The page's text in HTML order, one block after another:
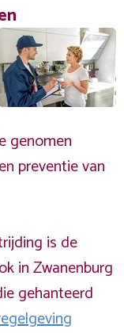
genomen
preventie van
is de
in Zwanenburg
gehanteerd